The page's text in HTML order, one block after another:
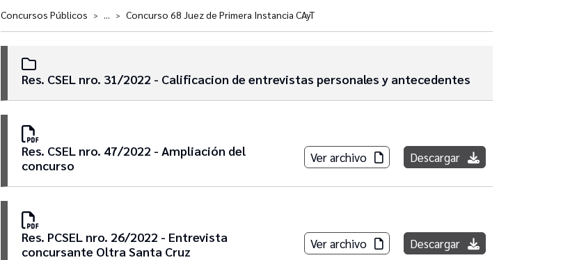
Concursos Públicos > ... > Concurso 68 Juez de Primera Instancia CAyT
Res. CSEL nro. 31/2022 - Calificacion de entrevistas personales y antecedentes
Res. CSEL nro. 47/2022 - Ampliación del
concurso
Ver archivo Descargar
Res. PCSEL nro. 26/2022 - Entrevista
concursante Oltra Santa Cruz
Ver archivo Descargar